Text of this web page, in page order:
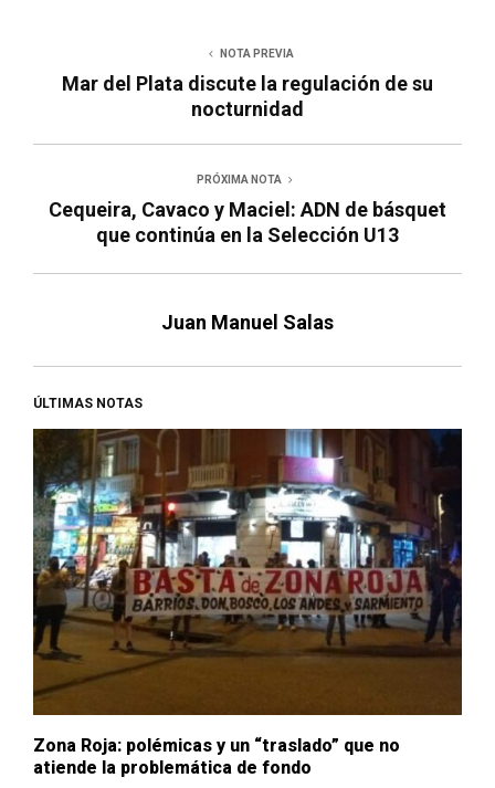
NOTA PREVIA
Mar del Plata discute la regulación de su
nocturnidad
PRÓXIMA NOTA
Cequeira, Cavaco y Maciel: ADN de básquet
que continúa en la Selección U13
Juan Manuel Salas
ÚLTIMAS NOTAS
Zona Roja: polémicas y un “traslado” que no
atiende la problemática de fondo